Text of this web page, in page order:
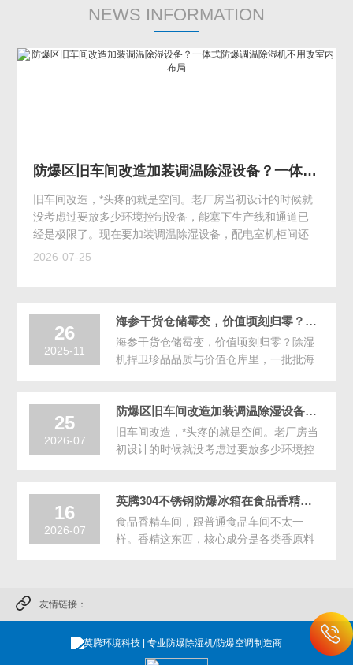
NEWS INFORMATION
防爆区旧车间改造加装调温除湿设备？一体式防爆调温除湿机不用改室内布局
旧车间改造，*头疼的就是空间。老厂房当初设计的时候就
没考虑过要放多少环境控制设备，能塞下生产线和通道已
经是极限了。现在要加装调温除湿设备，配电室机柜间还
好说，生产车间本身根本挪不出地方。要么是过道宽度···
2026-07-25
26
2025-11
海参干货仓储霉变，价值顷刻归零？除湿机捍卫珍品品质与价值。
海参干货仓储霉变，价值顷刻归零？除湿
机捍卫珍品品质与价值仓库里，一批批海
品。但在看似平静的···
25
2026-07
防爆区旧车间改造加装调温除湿设备？一体式防爆调温除湿机不用改室内布局
旧车间改造，*头疼的就是空间。老厂房当
初设计的时候就没考虑过要放多少环境控
柜间还好说，生···
16
2026-07
英腾304不锈钢防爆冰箱在食品香精车间应用，防爆防腐两不误
食品香精车间，跟普通食品车间不太一
样。香精这东西，核心成分是各类香原料
友情链接：